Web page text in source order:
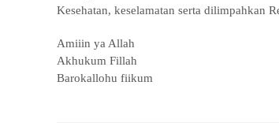
Kesehatan, keselamatan serta dilimpahkan
Amiiin ya Allah
Akhukum Fillah
Barokallohu fiikum